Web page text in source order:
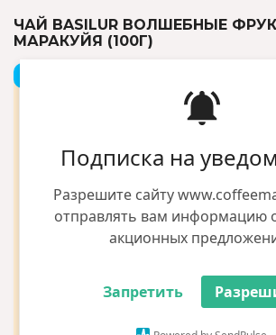
Подписка на
Разрешите сайту
отправлять вам информацию
акционных
Запретить
ЧАЙ BASILUR ВОЛШЕБНЫЕ
МАРАКУЙЯ (100Г)